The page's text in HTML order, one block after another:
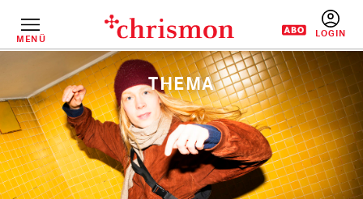
InhaltMENÜ